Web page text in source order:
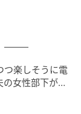
つ楽しそうに電
女性部下が気